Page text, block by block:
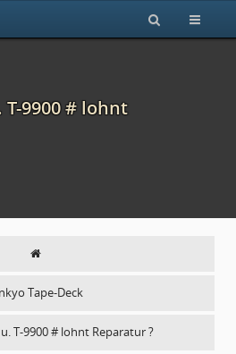
T-9900 # lohnt
Tape-Deck
T-9900 # lohnt Reparatur ?